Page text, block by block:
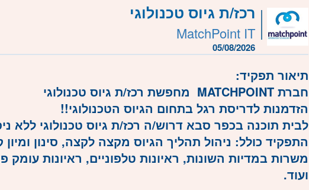
רכז/ת גיוס טכנולוגי
MatchPoint IT
05/08/2026
תיאור תפקיד:
חברת MATCHPOINT מחפשת רכז/ת גיוס טכנולוגי
הזדמנות לדריסת רגל בתחום הגיוס הטכנולוגי!!
לבית תוכנה בכפר סבא דרוש/ה רכז/ת גיוס טכנולוגי ללא
התפקיד כולל: ניהול תהליך הגיוס מקצה לקצה, סינון
משרות במדיות השונות, ראיונות טלפוניים, ראיונות עומק
ועוד.